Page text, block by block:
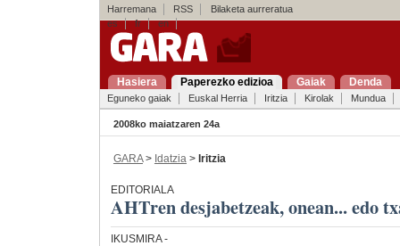
Harremana RSS
Bilaketa aurreratua
es
fr en
Hasiera Paperezko edizioa Gaiak Denda
Eguneko gaiak Euskal Herria Iritzia Kirolak Mundua
2008ko maiatzaren 24a
GARA> Idatzia > Iritzia
EDITORIALA
AHTren desjabetzeak, onean... edo
IKUSMIRA-